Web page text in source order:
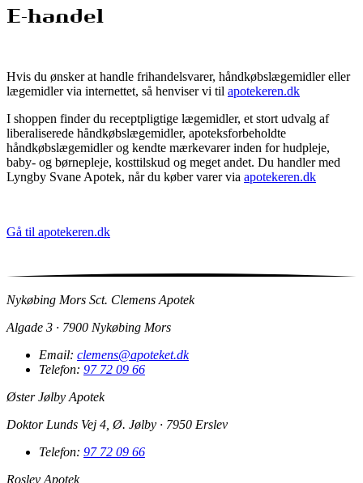
E-handel
Hvis du ønsker at handle frihandelsvarer, håndkøbslægemidler eller
lægemidler via internettet, så henviser vi til apotekeren.dk
I shoppen finder du receptpligtige lægemidler, et stort udvalg af
liberaliserede håndkøbslægemidler, apoteksforbeholdte
håndkøbslægemidler og kendte mærkevarer inden for hudpleje,
baby- og børnepleje, kosttilskud og meget andet. Du handler med
Lyngby Svane Apotek, når du køber varer via apotekeren.dk
Gå til apotekeren.dk
Nykøbing Mors Sct. Clemens Apotek
Algade 3 · 7900 Nykøbing Mors
Email: clemens@apoteket.dk
Telefon: 97 72 09 66
Øster Jølby Apotek
Doktor Lunds Vej 4, Ø. Jølby · 7950 Erslev
Telefon: 97 72 09 66
Roslev Apotek